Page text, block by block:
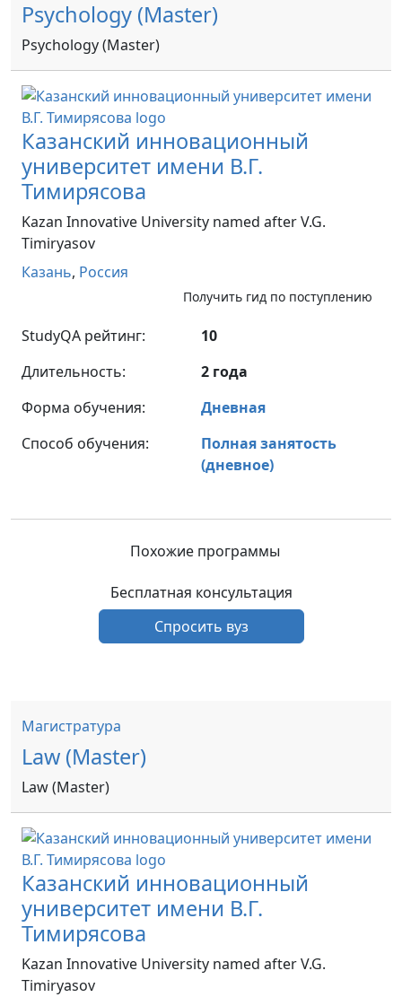
Psychology (Master)
Psychology (Master)
Казанский инновационный
университет имени В.Г.
Тимирясова
Kazan Innovative University named after V.G.
Timiryasov
Казань, Россия
Получить гид по поступлению
StudyQA рейтинг:
10
Длительность:
2 года
Форма обучения:
Дневная
Способ обучения:
Полная занятость
(дневное)
Похожие программы
Бесплатная консультация
Спросить вуз
Магистратура
Law (Master)
Law (Master)
Казанский инновационный
университет имени В.Г.
Тимирясова
Kazan Innovative University named after V.G.
Timiryasov